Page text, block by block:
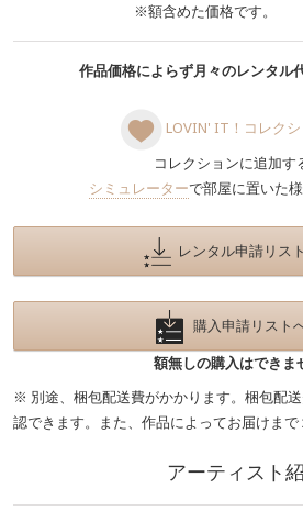
※額含めた価格です。
作品価格によらず月々のレンタル
LOVIN' IT！コレク
コレクションに追加す
シミュレーターで部屋に置いた様
レンタル申請リス
購入申請リスト
額無しの購入はできま
※ 別途、梱包配送費がかかります。梱包配
認できます。また、作品によってお届けまで
アーティスト